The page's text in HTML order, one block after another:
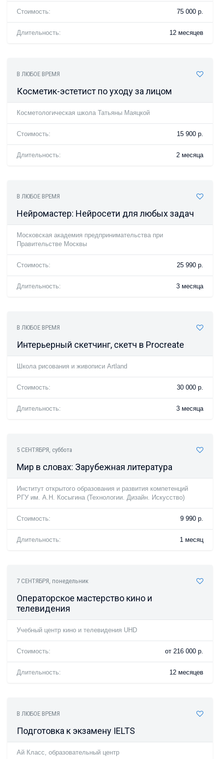
Стоимость: 75 000 р.
Длительность: 12 месяцев
В ЛЮБОЕ ВРЕМЯ
Косметик-эстетист по уходу за лицом
Косметологическая школа Татьяны Маяцкой
Стоимость: 15 900 р.
Длительность: 2 месяца
В ЛЮБОЕ ВРЕМЯ
Нейромастер: Нейросети для любых задач
Московская академия предпринимательства при
Правительстве Москвы
Стоимость: 25 990 р.
Длительность: 3 месяца
В ЛЮБОЕ ВРЕМЯ
Интерьерный скетчинг, скетч в Procreate
Школа рисования и живописи Artland
Стоимость: 30 000 р.
Длительность: 3 месяца
5 СЕНТЯБРЯ, суббота
Мир в словах: Зарубежная литература
Институт открытого образования и развития компетенций
РГУ им. А.Н. Косыгина (Технологии. Дизайн. Искусство)
Стоимость: 9 990 р.
Длительность: 1 месяц
7 СЕНТЯБРЯ, понедельник
Операторское мастерство кино и
телевидения
Учебный центр кино и телевидения UHD
Стоимость: от 216 000 р.
Длительность: 12 месяцев
В ЛЮБОЕ ВРЕМЯ
Подготовка к экзамену IELTS
Ай Класс, образовательный центр